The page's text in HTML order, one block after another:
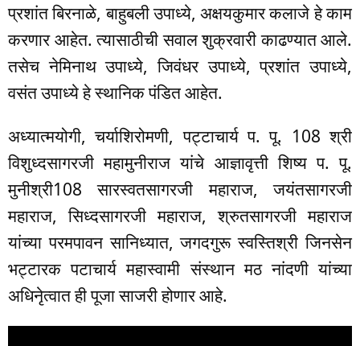
प्रशांत बिरनाळे, बाहुबली उपाध्ये, अक्षयकुमार कलाजे हे काम
करणार आहेत. त्यासाठीची सवाल शुक्रवारी काढण्यात आले.
तसेच नेमिनाथ उपाध्ये, जिवंधर उपाध्ये, प्रशांत उपाध्ये,
वसंत उपाध्ये हे स्थानिक पंडित आहेत.
अध्यात्मयोगी, चर्याशिरोमणी, पट्टाचार्य प. पू. 108 श्री
विशुध्दसागरजी महामुनीराज यांचे आज्ञावृत्ती शिष्य प. पू.
मुनीश्री108 सारस्वतसागरजी महाराज, जयंतसागरजी
महाराज, सिध्दसागरजी महाराज, श्रुतसागरजी महाराज
यांच्या परमपावन सानिध्यात, जगदगुरू स्वस्तिश्री जिनसेन
भट्टारक पटाचार्य महास्वामी संस्थान मठ नांदणी यांच्या
अधिनेृत्वात ही पूजा साजरी होणार आहे.